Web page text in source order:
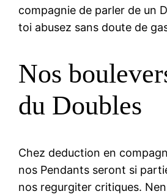
compagnie de parler de un
toi abusez sans doute de
Nos
du Doubles
Chez deduction en
nos Pendants seront si
nos regurgiter critiques.